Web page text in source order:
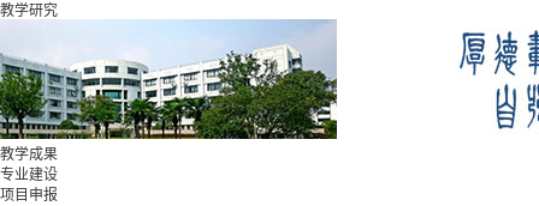
教学研究
教学成果
专业建设
项目申报